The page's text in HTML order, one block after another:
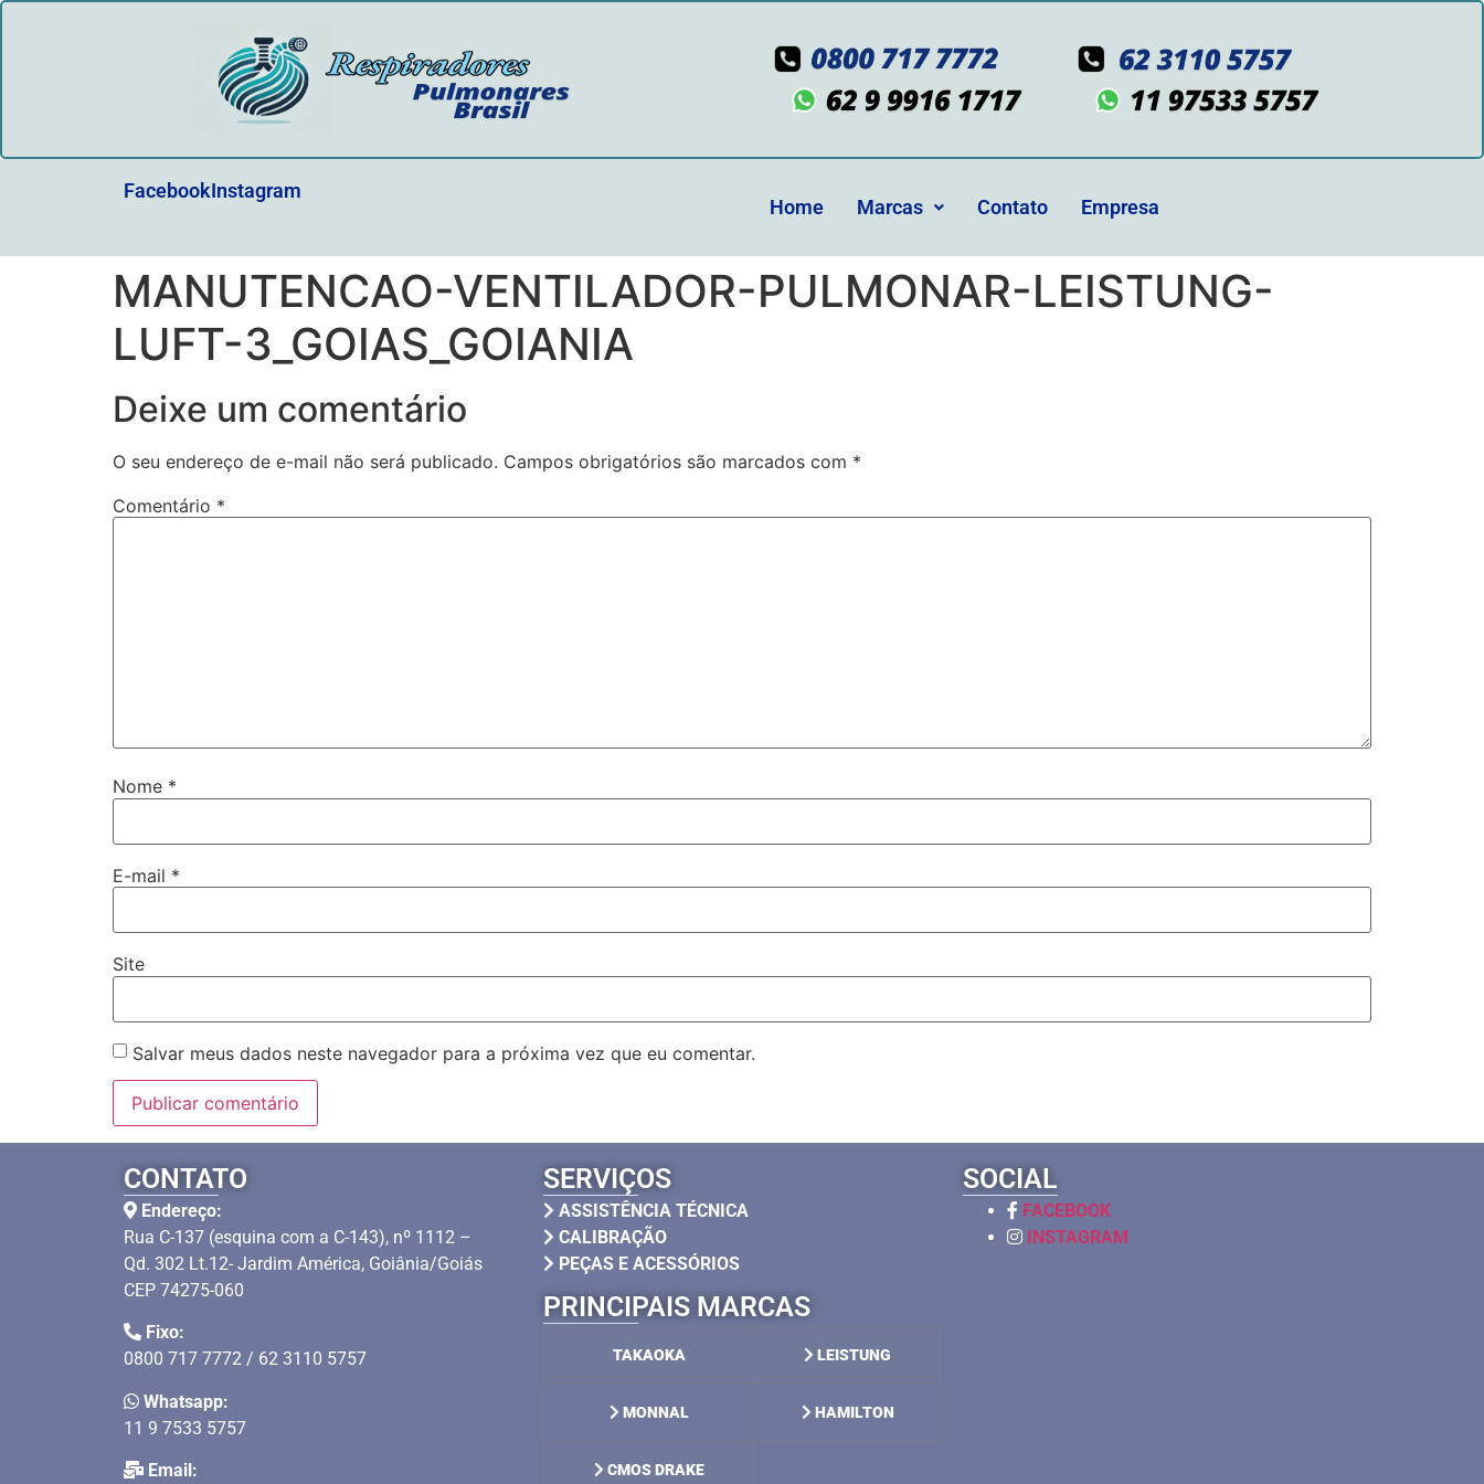
FacebookInstagram
Home Marcas Contato Empresa
MANUTENCAO-VENTILADOR-PULMONAR-LEISTUNG-
LUFT-3_GOIAS_GOIANIA
Deixe um comentário
O seu endereço de e-mail não será publicado. Campos obrigatórios são marcados com *
Comentário *
Nome *
E-mail *
Site
Salvar meus dados neste navegador para a próxima vez que eu comentar.
CONTATO
Endereço:
Rua C-137 (esquina com a C-143), nº 1112 –
Qd. 302 Lt.12- Jardim América, Goiânia/Goiás
CEP 74275-060
Fixo:
0800 717 7772 / 62 3110 5757
Whatsapp:
11 9 7533 5757
Email:
SERVIÇOS
ASSISTÊNCIA TÉCNICA
CALIBRAÇÃO
PEÇAS E ACESSÓRIOS
PRINCIPAIS MARCAS
TAKAOKA LEISTUNG
MONNAL HAMILTON
CMOS DRAKE
SOCIAL
FACEBOOK
INSTAGRAM